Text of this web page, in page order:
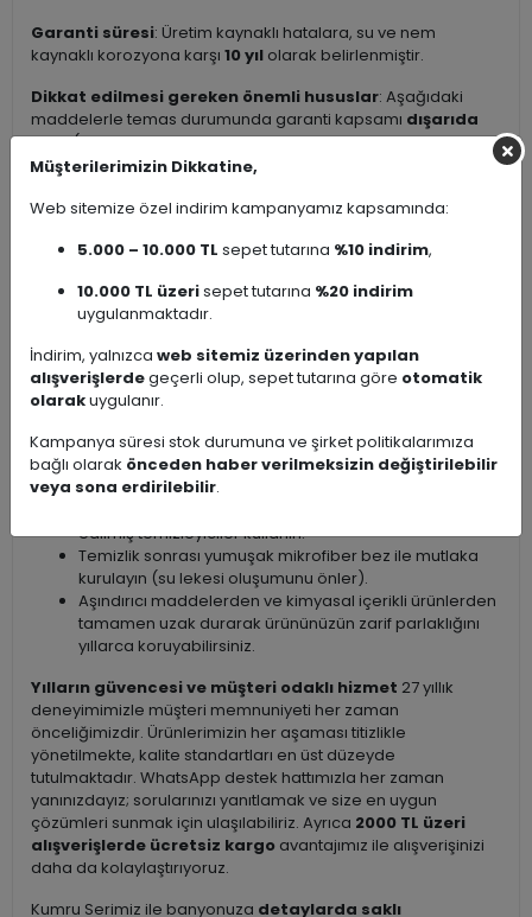
Garanti süresi: Üretim kaynaklı hatalara, su ve nem
kaynaklı korozyona karşı 10 yıl olarak belirlenmiştir.
Dikkat edilmesi gereken önemli hususlar: Aşağıdaki
maddelerle temas durumunda garanti kapsamı dışarıda
kalır(kaplama tabakasına zarar verebilir; leke, matlaşma,
soyulma, renk değişimi veya paslanma gibi sorunlara yol
Güçlü asitli veya alkali karakterli aşındırıcı deterjanlar
Tel fırça, sert sünger veya mekanik aşındırıcı
malzemeler
Kullanıcı kaynaklı hatalar (darbe, yanlış montaj, uygunsuz
kullanım vb.) durumunda değişim veya garanti kapsamında
işlem yapılamamaktadır.
Önerilen bakım ve temizlik:
Günlük temizlik için ılık su + nötr pH’lı (hafif) sıvı sabun
edilmiş temizleyiciler kullanın.
Temizlik sonrası yumuşak mikrofiber bez ile mutlaka
kurulayın (su lekesi oluşumunu önler).
Aşındırıcı maddelerden ve kimyasal içerikli ürünlerden
tamamen uzak durarak ürününüzün zarif parlaklığını
yıllarca koruyabilirsiniz.
Yılların güvencesi ve müşteri odaklı hizmet 27 yıllık
deneyimimizle müşteri memnuniyeti her zaman
önceliğimizdir. Ürünlerimizin her aşaması titizlikle
yönetilmekte, kalite standartları en üst düzeyde
tutulmaktadır. WhatsApp destek hattımızla her zaman
yanınızdayız; sorularınızı yanıtlamak ve size en uygun
çözümleri sunmak için ulaşılabiliriz. Ayrıca 2000 TL üzeri
alışverişlerde ücretsiz kargo avantajımız ile alışverişinizi
daha da kolaylaştırıyoruz.
Kumru Serimiz ile banyonuza detaylarda saklı
Müşterilerimizin Dikkatine,
Web sitemize özel indirim kampanyamız kapsamında:
5.000 – 10.000 TL sepet tutarına %10 indirim,
10.000 TL üzerisepet tutarına %20 indirim
uygulanmaktadır.
İndirim, yalnızca web sitemiz üzerinden yapılan
alışverişlerdegeçerli olup, sepet tutarına göre otomatik
olarakuygulanır.
Kampanya süresi stok durumuna ve şirket politikalarımıza
bağlı olarak önceden haber verilmeksizin değiştirilebilir
veya sona erdirilebilir.